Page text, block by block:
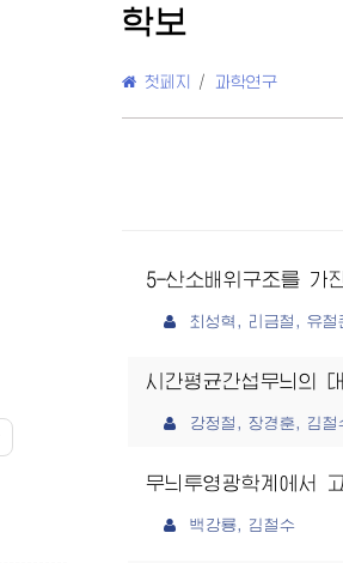
학보
첫페지 / 과학연구
5-산소배위구조를 가
최성혁, 리금철, 유철
시간평균간섭무늬의
강정철, 장경훈, 김철
무늬투영광학계에서
백강룡, 김철수